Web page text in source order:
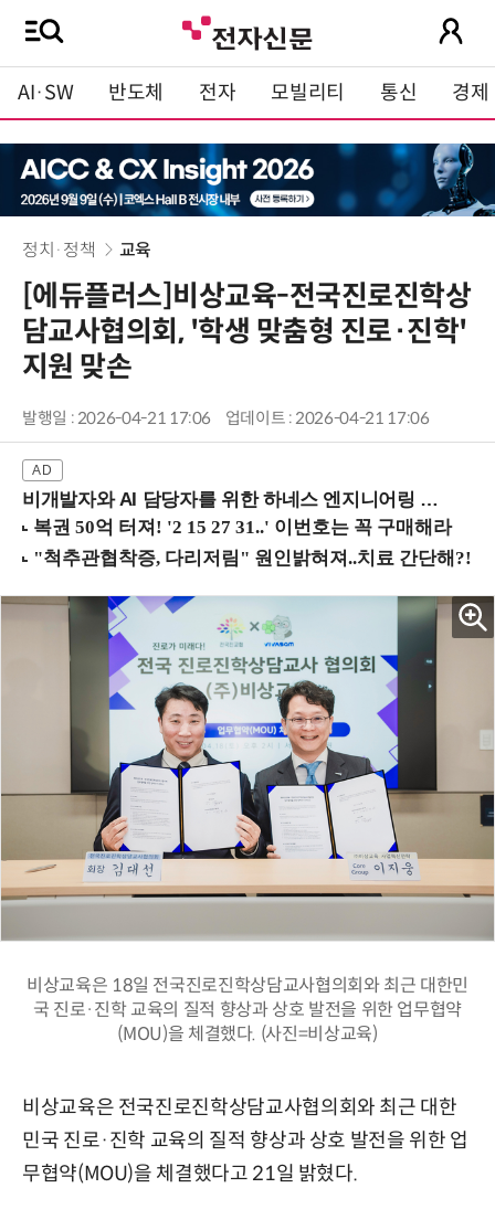
AI·SW 반도체 전자 모빌리티 통신 경제
정치·정책 교육
[에듀플러스]비상교육-전국진로진학상
담교사협의회, '학생 맞춤형 진로·진학'
지원 맞손
발행일 : 2026-04-21 17:06 업데이트 : 2026-04-21 17:06
비개발자와 AI 담당자를 위한 하네스 엔지니어링 입문과정 (8/20 신논현역)
비상교육은 18일 전국진로진학상담교사협의회와 최근 대한민
국 진로·진학 교육의 질적 향상과 상호 발전을 위한 업무협약
(MOU)을 체결했다. (사진=비상교육)
비상교육은 전국진로진학상담교사협의회와 최근 대한
민국 진로·진학 교육의 질적 향상과 상호 발전을 위한 업
무협약(MOU)을 체결했다고 21일 밝혔다.